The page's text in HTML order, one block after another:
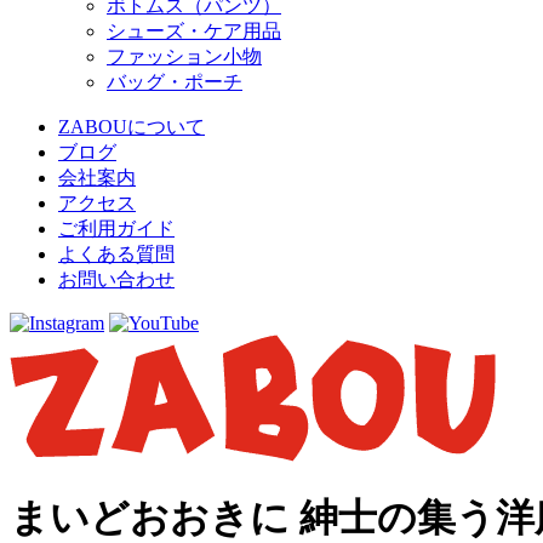
ボトムス（パンツ）
シューズ・ケア用品
ファッション小物
バッグ・ポーチ
ZABOUについて
ブログ
会社案内
アクセス
ご利用ガイド
よくある質問
お問い合わせ
まいどおおきに 紳士の集う